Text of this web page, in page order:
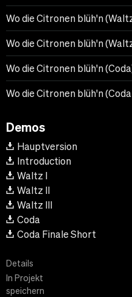
Wo die Citronen blüh'n
Wo die Citronen blüh'n
Wo die Citronen blüh'n
Wo die Citronen blüh'n
Demos
Hauptversion
Introduction
Waltz I
Waltz II
Waltz III
Coda
Coda Finale Short
Details
In Projekt
speichern